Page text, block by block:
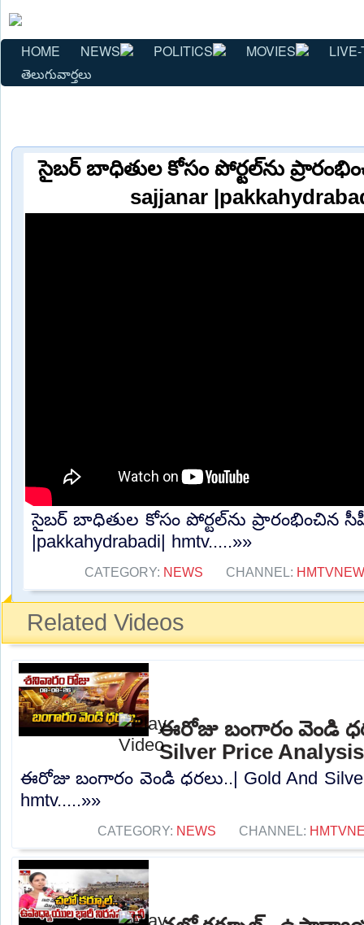
HOME NEWS POLITICS MOVIES
తెలుగువార్తలు
సైబర్ బాధితుల కోసం పోర్టల్‌ను
sajjanar
సైబర్ బాధితుల కోసం పోర్టల్‌ను ప్రారంభించిన
|pakkahydrabadi| hmtv.....»»
CATEGORY: NEWS CHANNEL:
Related Videos
ఈరోజు బంగారం వెండి
Silver Price
ఈరోజు బంగారం వెండి ధరలు..| Gold And
hmtv.....»»
CATEGORY: NEWS CHANNEL: